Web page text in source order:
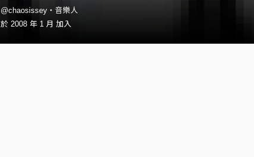
@chaosissey・音樂人
於 2008 年 1 月 加入